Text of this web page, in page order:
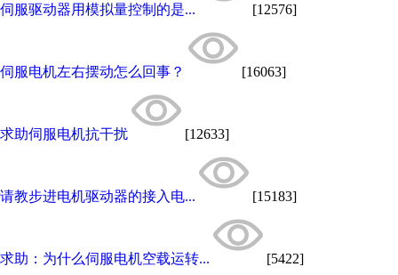
伺服驱动器用模拟量控制的是... [12576]
伺服电机左右摆动怎么回事？ [16063]
求助伺服电机抗干扰 [12633]
请教步进电机驱动器的接入电... [15183]
求助：为什么伺服电机空载运转... [5422]